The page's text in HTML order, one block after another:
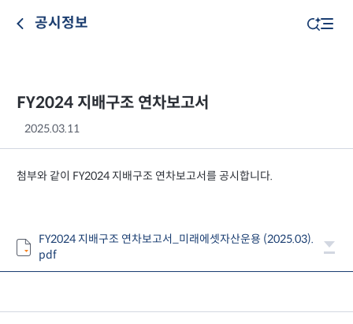
공시정보
FY2024 지배구조 연차보고서
2025.03.11
첨부와 같이 FY2024 지배구조 연차보고서를 공시합니다.
FY2024 지배구조 연차보고서_미래에셋자산운용 (2025.03).
pdf